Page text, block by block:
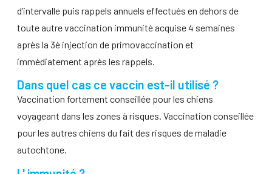
d’intervalle puis rappels annuels effectués en dehors de
toute autre vaccination immunité acquise 4 semaines
après la 3è injection de primovaccination et
immédiatement après les rappels.
Dans quel cas ce vaccin est-il utilisé ?
Vaccination fortement conseillée pour les chiens
voyageant dans les zones à risques. Vaccination conseillée
pour les autres chiens du fait des risques de maladie
autochtone.